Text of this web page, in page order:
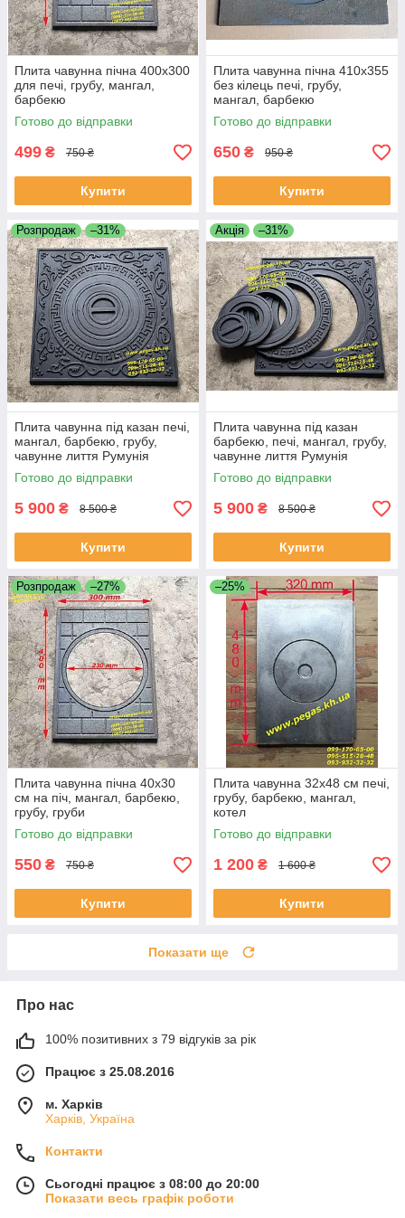
Плита чавунна пічна 400х300
для печі, грубу, мангал,
барбекю
Готово до відправки
499 ₴ 750 ₴
Купити
Плита чавунна пічна 410х355
без кілець печі, грубу,
мангал, барбекю
Готово до відправки
650 ₴ 950 ₴
Купити
Розпродаж –31%
Плита чавунна під казан печі,
мангал, барбекю, грубу,
чавунне лиття Румунія
Готово до відправки
5 900 ₴ 8 500 ₴
Купити
Акція –31%
Плита чавунна під казан
барбекю, печі, мангал, грубу,
чавунне лиття Румунія
Готово до відправки
5 900 ₴ 8 500 ₴
Купити
Розпродаж –27%
Плита чавунна пічна 40х30
см на піч, мангал, барбекю,
грубу, груби
Готово до відправки
550 ₴ 750 ₴
Купити
–25%
Плита чавунна 32х48 см печі,
грубу, барбекю, мангал,
котел
Готово до відправки
1 200 ₴ 1 600 ₴
Купити
Показати ще
Про нас
100% позитивних з 79 відгуків за рік
Працює з 25.08.2016
м. Харків
Харків, Україна
Контакти
Сьогодні працює з 08:00 до 20:00
Показати весь графік роботи